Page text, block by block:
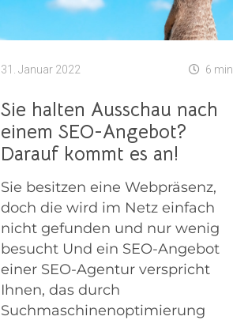
31. Januar 2022 6 min
Sie halten Ausschau nach
einem SEO-Angebot?
Darauf kommt es an!
Sie besitzen eine Webpräsenz,
doch die wird im Netz einfach
nicht gefunden und nur wenig
besucht Und ein SEO-Angebot
einer SEO-Agentur verspricht
Ihnen, das durch
Suchmaschinenoptimierung